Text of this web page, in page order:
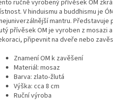
ručně vyrobený přívěsek OM
V hinduismu a buddhismu je
mantru.
přívěsek OM je vyroben z mosazi
připevnit na dveře nebo
Znamení OM k zavěšení
Materiál: mosaz
Barva: zlato-žlutá
Výška: cca 8 cm
Ruční výroba